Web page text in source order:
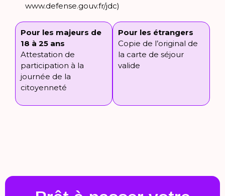
www.defense.gouv.fr/jdc)
Pour les majeurs de
18 à 25 ans
Attestation de
participation à la
journée de la
citoyenneté
Pour les étrangers
Copie de l’original de
la carte de séjour
valide